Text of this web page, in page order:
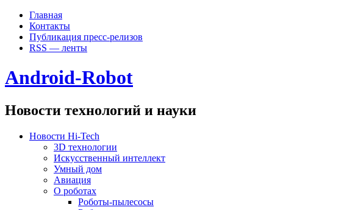
Главная
Контакты
Публикация пресс-релизов
RSS — ленты
Android-Robot
Новости технологий и науки
Новости Hi-Tech
3D технологии
Искусственный интеллект
Умный дом
Авиация
О роботах
Роботы-пылесосы